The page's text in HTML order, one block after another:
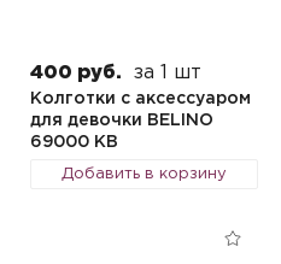
400 руб. за 1 шт
Колготки с аксессуаром
для девочки BELINO
69000 KB
Добавить в корзину